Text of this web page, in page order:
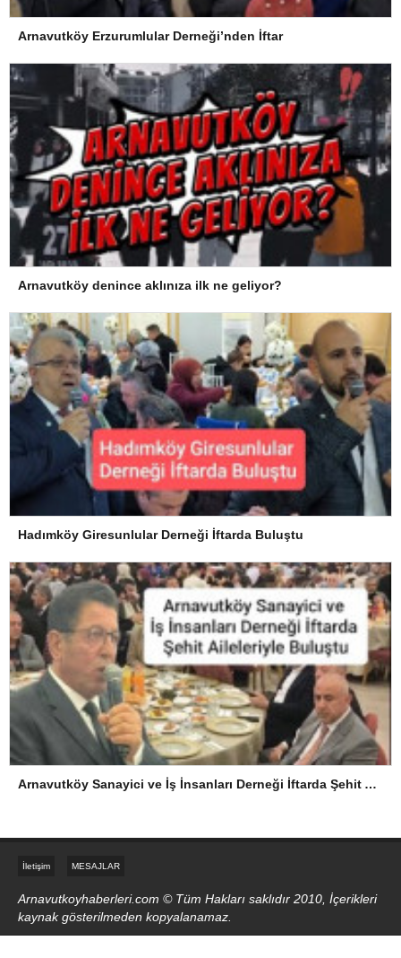
Arnavutköy Erzurumlular Derneği’nden İftar
Arnavutköy denince aklınıza ilk ne geliyor?
Hadımköy Giresunlular Derneği İftarda Buluştu
Arnavutköy Sanayici ve İş İnsanları Derneği İftarda Şehit Aileleriyle Buluştu
İletişim MESAJLAR
Arnavutkoyhaberleri.com © Tüm Hakları saklıdır 2010, İçerikleri
kaynak gösterilmeden kopyalanamaz.